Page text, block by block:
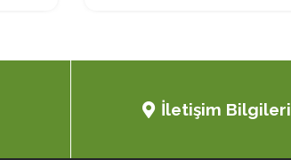
İletişim Bilgileri